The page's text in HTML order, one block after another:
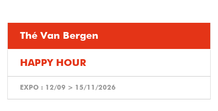
Thé Van Bergen
HAPPY HOUR
EXPO : 12/09 > 15/11/2026